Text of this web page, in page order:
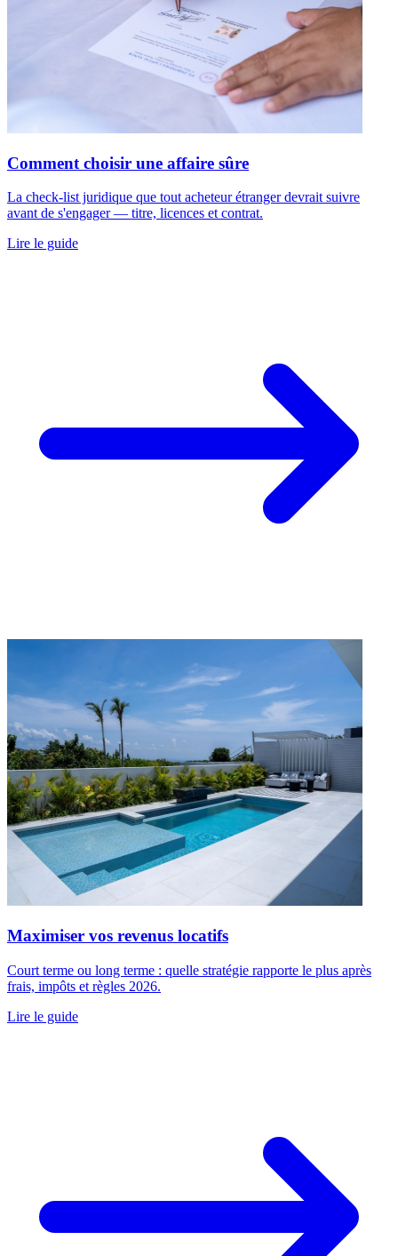
Comment choisir une affaire sûre
La check-list juridique que tout acheteur étranger devrait suivre
avant de s'engager — titre, licences et contrat.
Lire le guide
Maximiser vos revenus locatifs
Court terme ou long terme : quelle stratégie rapporte le plus après
frais, impôts et règles 2026.
Lire le guide